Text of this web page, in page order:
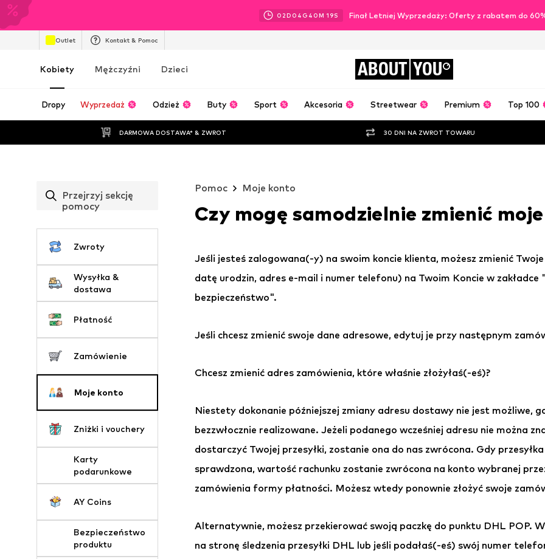
02D 04 G 40M 18S Finał Letniej Wyprzedaży: Oferty z rabatem do
Outlet Kontakt & Pomoc
Kobiety Mężczyźni Dzieci ABOUT YOU
Dropy Wyprzedaż Odzież Buty Sport Akcesoria Streetwear Premium Top 100
DARMOWA DOSTAWA* & ZWROT 30 DNI NA ZWROT TOWARU
Przejrzyj sekcję
pomocy
Zwroty
Wysyłka &
dostawa
Płatność
Zamówienie
Moje konto
Zniżki i vouchery
Karty
podarunkowe
AY Coins
Bezpieczeństwo
produktu
Pomoc Moje konto
Czy mogę samodzielnie zmienić
Jeśli jesteś zalogowana(-y) na swoim koncie klienta, możesz zmienić
datę urodzin, adres e-mail i numer telefonu) na Twoim Koncie w zakładce
bezpieczeństwo".
Jeśli chcesz zmienić swoje dane adresowe, edytuj je przy następnym
Chcesz zmienić adres zamówienia, które właśnie złożyłaś(-eś)?
Niestety dokonanie późniejszej zmiany adresu dostawy nie jest możliwe,
bezzwłocznie realizowane. Jeżeli podanego wcześniej adresu nie można
dostarczyć Twojej przesyłki, zostanie ona do nas zwrócona. Gdy
sprawdzona, wartość rachunku zostanie zwrócona na konto wybranej
zamówienia formy płatności. Możesz wtedy ponownie złożyć swoje
Alternatywnie, możesz przekierować swoją paczkę do punktu DHL POP.
na stronę śledzenia przesyłki DHL lub jeśli podałaś(-eś) swój numer